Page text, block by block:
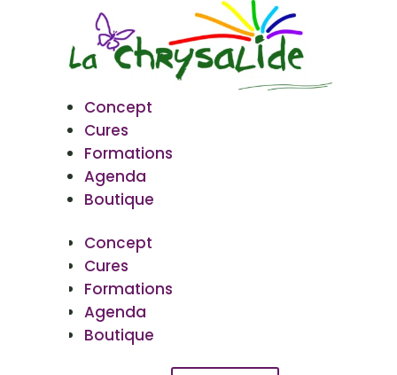
Concept
Cures
Formations
Agenda
Boutique
Concept
Cures
Formations
Agenda
Boutique